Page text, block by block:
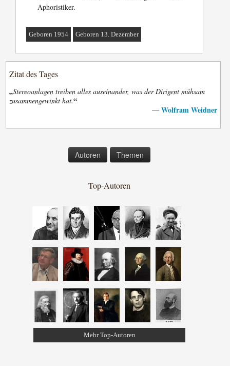
Aphoristiker.
Geboren 1954 Geboren 13. Dezember
Zitat des Tages
„Stereoanlagen treiben alles auseinander, was der Dirigent mühsam
zusammengewinkt hat.“
— Wolfram Weidner
Autoren Themen
Top-Autoren
Mehr Top-Autoren